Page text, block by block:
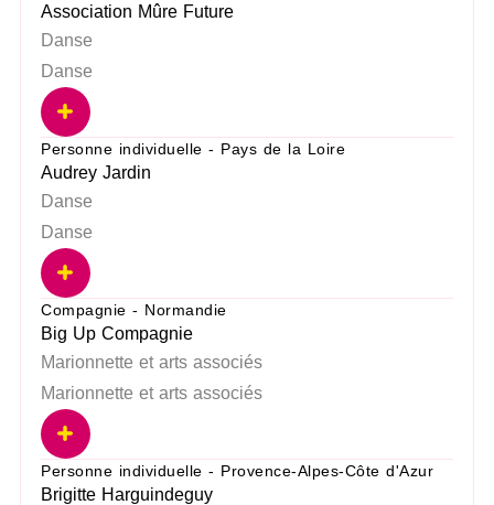
Association Mûre Future
Danse
Danse
Personne individuelle - Pays de la Loire
Audrey Jardin
Danse
Danse
Compagnie - Normandie
Big Up Compagnie
Marionnette et arts associés
Marionnette et arts associés
Personne individuelle - Provence-Alpes-Côte d'Azur
Brigitte Harguindeguy